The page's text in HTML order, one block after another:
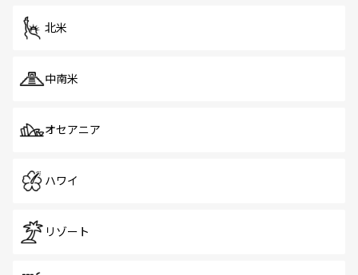
北米
中南米
オセアニア
ハワイ
リゾート